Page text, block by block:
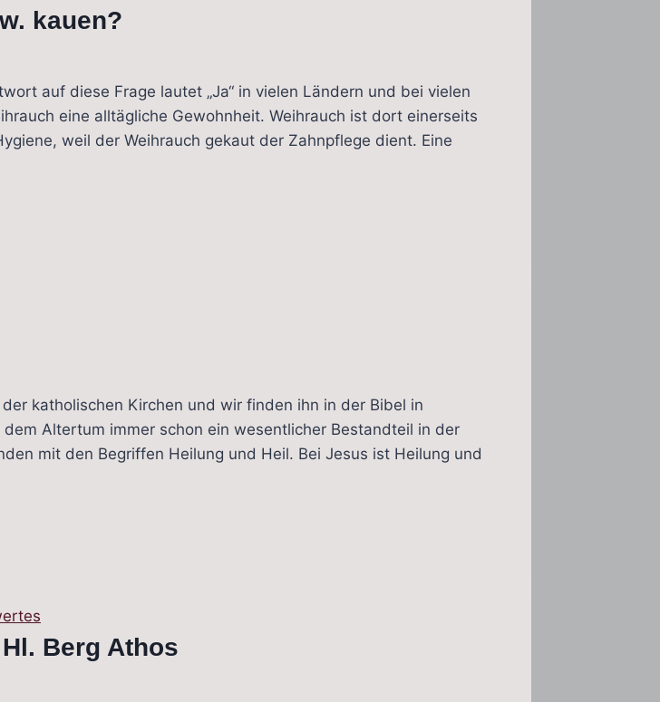
kauen?
auf diese Frage lautet „Ja“ in vielen Ländern und bei vielen
eine alltägliche Gewohnheit. Weihrauch ist dort einerseits
weil der Weihrauch gekaut der Zahnpflege dient. Eine
katholischen Kirchen und wir finden ihn in der Bibel in
Altertum immer schon ein wesentlicher Bestandteil in der
mit den Begriffen Heilung und Heil. Bei Jesus ist Heilung und
Berg Athos